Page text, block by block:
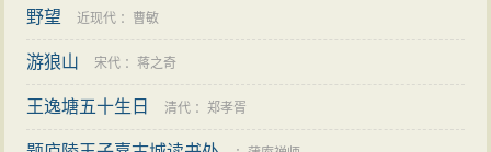
野望 近现代 ： 曹敏
游狼山 宋代 ：蒋之奇
王逸塘五十生日 清代 ：郑孝胥